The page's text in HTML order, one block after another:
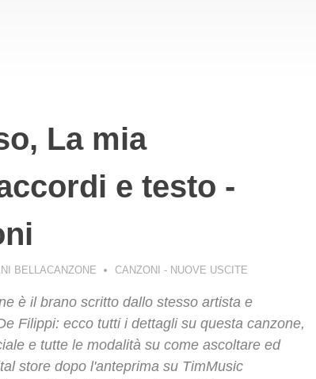
La mia
e testo -
BELLACANZONE CANZONI - NUOVE USCITE
è il brano scritto dallo stesso artista e
Filippi: ecco tutti i dettagli su questa canzone,
e tutte le modalità su come ascoltare ed
store dopo l'anteprima su TimMusic